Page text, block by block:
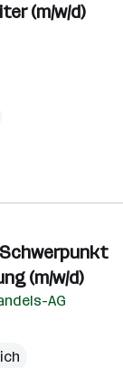
(m/w/d)
(m/w/d)
AG